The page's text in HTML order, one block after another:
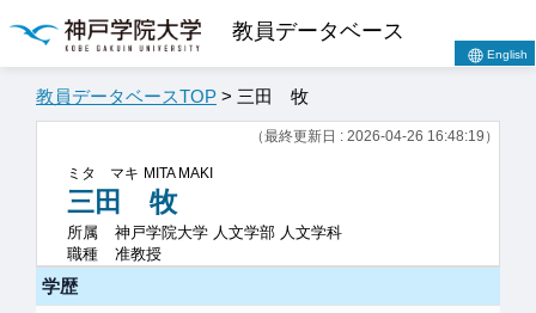
教員データベース
English
教員データベースTOP > 三田 牧
（最終更新日 : 2026-04-26 16:48:19）
ミタ マキ MITA MAKI
三田 牧
所属
神戸学院大学 人文学部 人文学科
職種
准教授
学歴